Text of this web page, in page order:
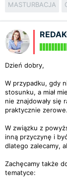
MASTURBACJA
Dzień dobry,
W przypadku, gdy
stosunku, a miał
nie znajdowały się
praktycznie zerowe.
W związku z
inną przyczynę i
dlatego zalecamy,
Zachęcamy także
tematyce: